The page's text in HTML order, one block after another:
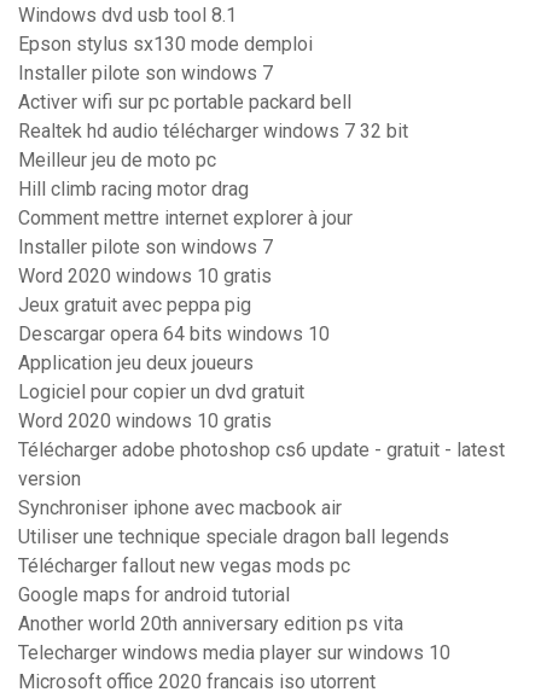
Windows dvd usb tool 8.1
Epson stylus sx130 mode demploi
Installer pilote son windows 7
Activer wifi sur pc portable packard bell
Realtek hd audio télécharger windows 7 32 bit
Meilleur jeu de moto pc
Hill climb racing motor drag
Comment mettre internet explorer à jour
Installer pilote son windows 7
Word 2020 windows 10 gratis
Jeux gratuit avec peppa pig
Descargar opera 64 bits windows 10
Application jeu deux joueurs
Logiciel pour copier un dvd gratuit
Word 2020 windows 10 gratis
Télécharger adobe photoshop cs6 update - gratuit - latest
version
Synchroniser iphone avec macbook air
Utiliser une technique speciale dragon ball legends
Télécharger fallout new vegas mods pc
Google maps for android tutorial
Another world 20th anniversary edition ps vita
Telecharger windows media player sur windows 10
Microsoft office 2020 francais iso utorrent